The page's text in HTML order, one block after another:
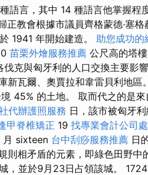
語言，其中 14 種語言他掌握程
正教會根據市議員齊格蒙德·塞
1941 年開始建造。 助您成功的
苗栗外燴服務推薦 公尺高的塔
克與匈牙利的人口交換主要影
新瓦爾、奧賈拉和韋雷貝利地
45% 的土地。 取而代之的是
代辦護照服務 日，該市被匈牙
甲脊椎矯正 19 找專業會計公司
月 sixteen 台中刮痧服務推薦 日
則相矛盾的元素，即綠色田野中
，並於9月23日占領該城。 1724